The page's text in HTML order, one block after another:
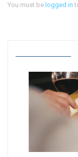
You must be logged in